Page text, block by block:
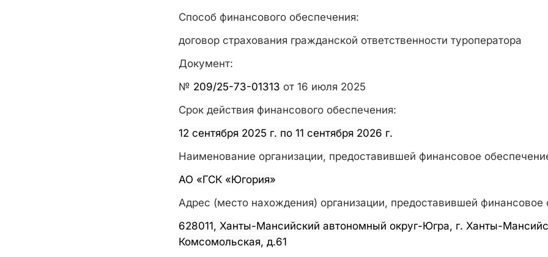
Способ финансового обеспечения:
договор страхования гражданской ответственности туроператора
Документ:
№ 209/25-73-01313 от 16 июля 2025
Срок действия финансового обеспечения:
12 сентября 2025 г. по 11 сентября 2026 г.
Наименование организации, предоставившей финансовое
АО «ГСК «Югория»
Адрес (место нахождения) организации, предоставившей финансовое
628011, Ханты-Мансийский автономный округ-Югра, г. Ханты-
Комсомольская, д.61